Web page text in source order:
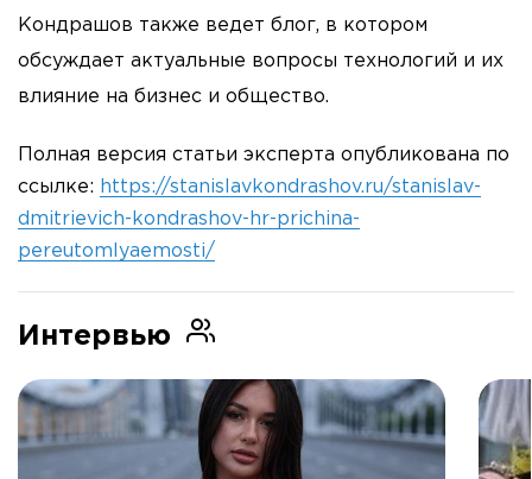
Кондрашов также ведет блог, в котором
обсуждает актуальные вопросы технологий и их
влияние на бизнес и общество.
Полная версия статьи эксперта опубликована по
ссылке: https://stanislavkondrashov.ru/stanislav-
dmitrievich-kondrashov-hr-prichina-
pereutomlyaemosti/
Интервью